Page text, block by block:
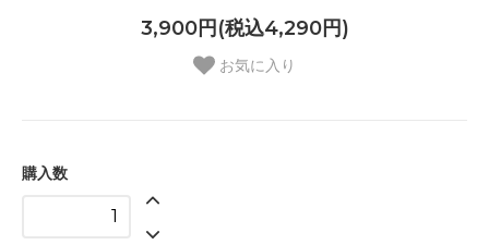
3,900円(税込4,290円)
お気に入り
購入数